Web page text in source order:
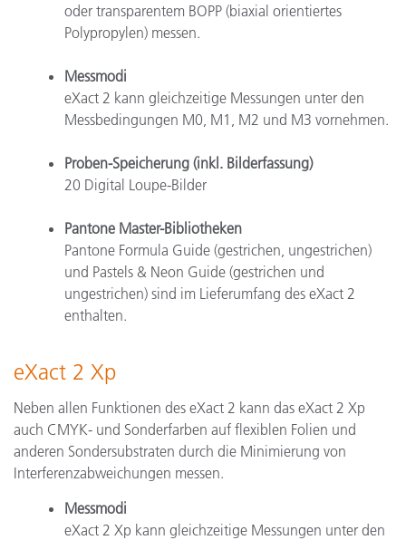
oder transparentem BOPP (biaxial orientiertes
Polypropylen) messen.
Messmodi
eXact 2 kann gleichzeitige Messungen unter den
Messbedingungen M0, M1, M2 und M3 vornehmen.
Proben-Speicherung (inkl. Bilderfassung)
20 Digital Loupe-Bilder
Pantone Master-Bibliotheken
Pantone Formula Guide (gestrichen, ungestrichen)
und Pastels & Neon Guide (gestrichen und
ungestrichen) sind im Lieferumfang des eXact 2
enthalten.
eXact 2 Xp
Neben allen Funktionen des eXact 2 kann das eXact 2 Xp
auch CMYK- und Sonderfarben auf flexiblen Folien und
anderen Sondersubstraten durch die Minimierung von
Interferenzabweichungen messen.
Messmodi
eXact 2 Xp kann gleichzeitige Messungen unter den